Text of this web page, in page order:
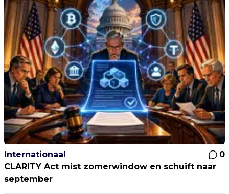
Internationaal
0
CLARITY Act mist zomerwindow en schuift naar
september